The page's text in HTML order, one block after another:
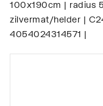
100x190cm | radius
zilvermat/helder |
4054024314571 |